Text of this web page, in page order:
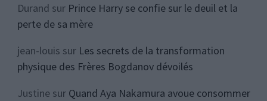
Durand sur Prince Harry se confie sur le deuil et la
perte de sa mère
jean-louis sur Les secrets de la transformation
physique des Frères Bogdanov dévoilés
Justinesur Quand Aya Nakamura avoue consommer